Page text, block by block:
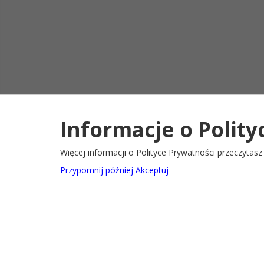
2022@ Oficjalny serwis internetowy Gminy Ryglice Deklaracja
Informacje o
Więcej informacji o Polityce Prywatności przeczytasz
Przypomnij później Akceptuj